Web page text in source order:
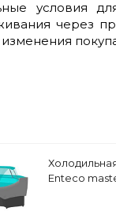
условия
через
Enteco